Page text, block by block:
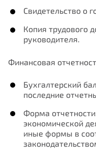
Свидетельство о
Копия трудового
руководителя.
Финансовая
Бухгалтерский
последние
Форма
экономической
иные формы в